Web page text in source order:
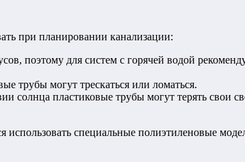
при планировании канализации:
поэтому для систем с горячей водой
трубы могут трескаться или ломаться.
солнца пластиковые трубы могут терять свои
специальные полиэтиленовые